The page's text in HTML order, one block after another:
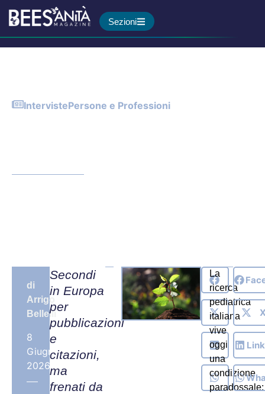
Sezioni
IntervistePersone e Professioni
di
Arrigo
Bellelli
8
Giugno,
2026
Secondi
in Europa
per
pubblicazioni
e
citazioni,
ma
frenati da
La
ricerca
pediatrica
italiana
vive
oggi
una
condizione
paradossale: